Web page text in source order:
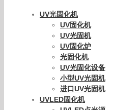
UV光固化机
UV固化机
UV光固机
UV固化炉
光固化机
UV光固化设备
小型UV光固机
进口UV光固机
UVLED固化机